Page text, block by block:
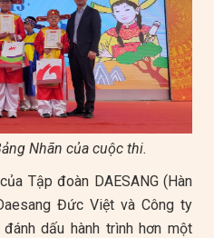
Nhãn của cuộc thi.
Tập đoàn DAESANG (Hàn
Đức Việt và Công ty
dấu hành trình hơn một